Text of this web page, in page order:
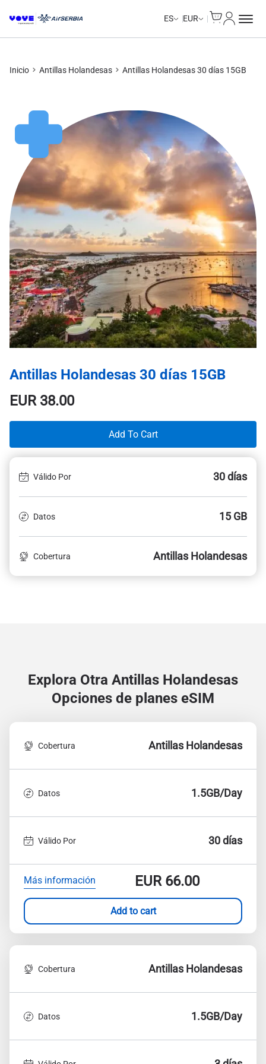
ES EUR
Inicio Antillas Holandesas Antillas Holandesas 30 días 15GB
Antillas Holandesas 30 días 15GB
EUR38.00
Add To Cart
Válido Por 30 días
Datos 15 GB
Cobertura Antillas Holandesas
Explora Otra Antillas Holandesas
Opciones de planes eSIM
Cobertura Antillas Holandesas
Datos 1.5GB/Day
Válido Por 30 días
Más información EUR66.00
Add to cart
Cobertura Antillas Holandesas
Datos 1.5GB/Day